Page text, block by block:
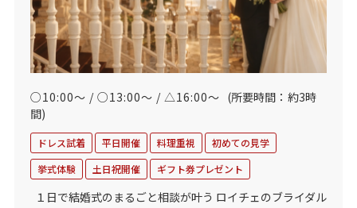
○10:00～ / ○13:00～ / △16:00～ (所要時間：約3時
間)
ドレス試着 平日開催 料理重視
初めての見学
挙式体験
土日祝開催 ギフト券プレゼント
１日で結婚式のまるごと相談が叶う ロイチェのブライダル